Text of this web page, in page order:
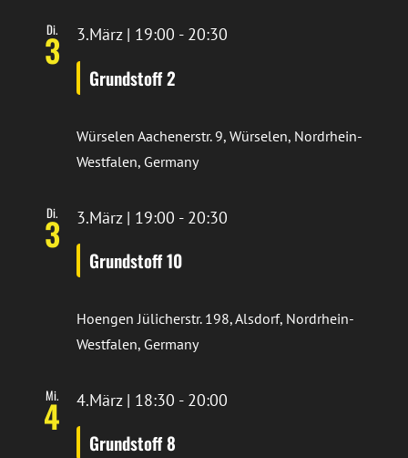
Di.
3
Grundstoff 2
3.März | 19:00 - 20:30
Würselen Aachenerstr. 9, Würselen, Nordrhein-
Westfalen, Germany
Di.
3
Grundstoff 10
3.März | 19:00 - 20:30
Hoengen Jülicherstr. 198, Alsdorf, Nordrhein-
Westfalen, Germany
Mi.
4
Grundstoff 8
4.März | 18:30 - 20:00